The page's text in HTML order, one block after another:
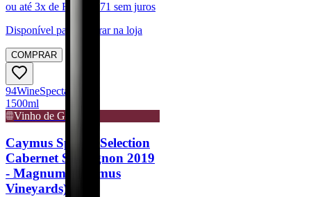
ou até 3x de R$ 250,71 sem juros
Disponível para:
Retirar na loja
COMPRAR
94WineSpectator
1500ml
Vinho de Guarda
Caymus Special Selection
Cabernet Sauvignon 2019
- Magnum (Caymus
Vineyards)